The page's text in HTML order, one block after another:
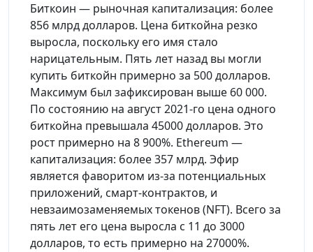
Биткоин — рыночная капитализация: более
856 млрд долларов. Цена биткойна резко
выросла, поскольку его имя стало
нарицательным. Пять лет назад вы могли
купить биткойн примерно за 500 долларов.
Максимум был зафиксирован выше 60 000.
По состоянию на август 2021-го цена одного
биткойна превышала 45000 долларов. Это
рост примерно на 8 900%. Ethereum —
капитализация: более 357 млрд. Эфир
является фаворитом из-за потенциальных
приложений, смарт-контрактов, и
невзаимозаменяемых токенов (NFT). Всего за
пять лет его цена выросла с 11 до 3000
долларов, то есть примерно на 27000%.